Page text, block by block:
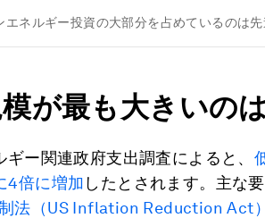
エネルギー投資の大部分を占めているのは先
が最も大きいの
ギー関連政府支出調査によると、
4倍に増加 したとされます。主な
法（US Inflation Reduction Act）